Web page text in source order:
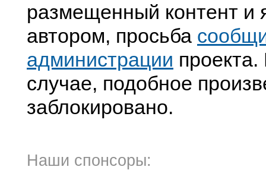
размещенный контент и
автором, просьба
администрации
случае, подобное
заблокировано.
Наши спонсоры: